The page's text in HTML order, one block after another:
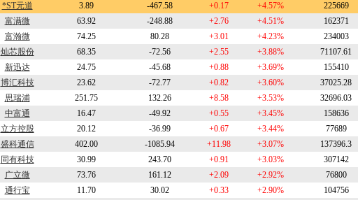
*ST元道 3.89 -467.58 +0.17 +4.57% 225669
富满微 63.92 -248.88 +2.76 +4.51% 162371
富瀚微 74.25 80.28 +3.01 +4.23% 234003
灿芯股份 68.35 -72.56 +2.55 +3.88% 71107.61
新迅达 24.75 -45.68 +0.88 +3.69% 155410
博汇科技 23.62 -72.77 +0.82 +3.60% 37025.28
思瑞浦 251.75 132.26 +8.58 +3.53% 32696.03
中富通 16.47 -49.92 +0.55 +3.45% 158636
立方控股 20.12 -36.99 +0.67 +3.44% 77689
盛科通信 402.00 -1085.94 +11.98 +3.07% 137396.3
同有科技 30.99 243.70 +0.91 +3.03% 307142
广立微 73.76 161.12 +2.09 +2.92% 76800
通行宝 11.70 30.02 +0.33 +2.90% 104756